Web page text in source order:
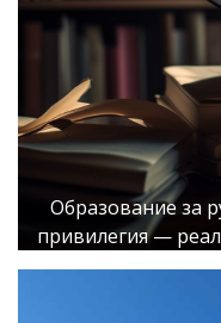
Образование за
привилегия —